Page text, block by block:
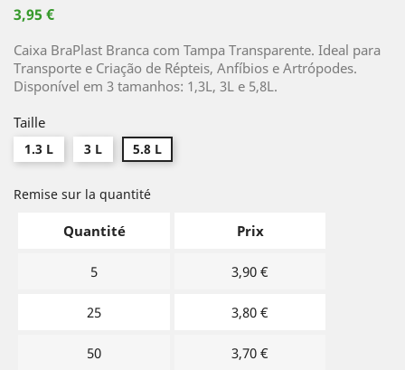
3,95 €
Caixa BraPlast Branca com Tampa Transparente. Ideal para
Transporte e Criação de Répteis, Anfíbios e Artrópodes.
Disponível em 3 tamanhos: 1,3L, 3L e 5,8L.
Taille
1.3 L 3 L 5.8 L
Remise sur la quantité
Quantité Prix
5 3,90 €
25 3,80 €
50 3,70 €